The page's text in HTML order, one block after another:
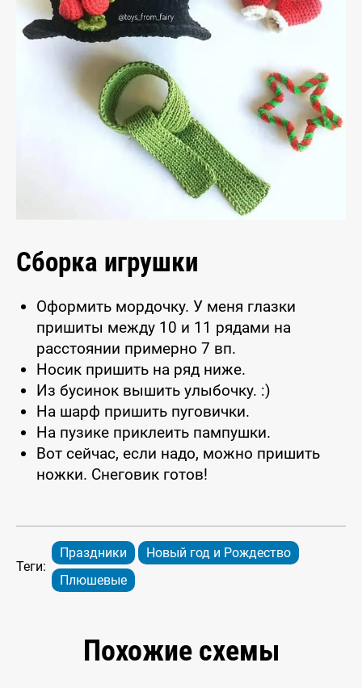
Сборка игрушки
Оформить мордочку. У меня глазки
пришиты между 10 и 11 рядами на
расстоянии примерно 7 вп.
Носик пришить на ряд ниже.
Из бусинок вышить улыбочку. :)
На шарф пришить пуговички.
На пузике приклеить пампушки.
Вот сейчас, если надо, можно пришить
ножки. Снеговик готов!
Теги:
Праздники
Новый год и Рождество
Плюшевые
Похожие схемы